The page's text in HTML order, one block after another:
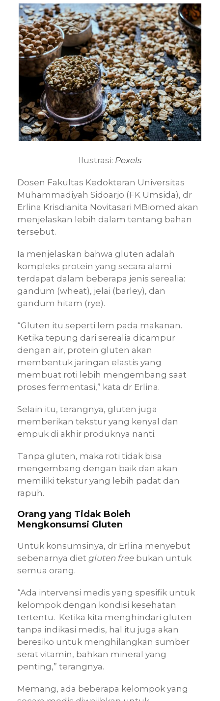
Ilustrasi: Pexels
Dosen Fakultas Kedokteran Universitas
Muhammadiyah Sidoarjo (FK Umsida), dr
Erlina Krisdianita Novitasari MBiomed akan
menjelaskan lebih dalam tentang bahan
tersebut.
Ia menjelaskan bahwa gluten adalah
kompleks protein yang secara alami
terdapat dalam beberapa jenis serealia:
gandum (wheat), jelai (barley), dan
gandum hitam (rye).
“Gluten itu seperti lem pada makanan.
Ketika tepung dari serealia dicampur
dengan air, protein gluten akan
membentuk jaringan elastis yang
membuat roti lebih mengembang saat
proses fermentasi,” kata dr Erlina.
Selain itu, terangnya, gluten juga
memberikan tekstur yang kenyal dan
empuk di akhir produknya nanti.
Tanpa gluten, maka roti tidak bisa
mengembang dengan baik dan akan
memiliki tekstur yang lebih padat dan
rapuh.
Orang yang Tidak Boleh
Mengkonsumsi Gluten
Untuk konsumsinya, dr Erlina menyebut
sebenarnya diet gluten free bukan untuk
semua orang.
“Ada intervensi medis yang spesifik untuk
kelompok dengan kondisi kesehatan
tertentu. Ketika kita menghindari gluten
tanpa indikasi medis, hal itu juga akan
beresiko untuk menghilangkan sumber
serat vitamin, bahkan mineral yang
penting,” terangnya.
Memang, ada beberapa kelompok yang